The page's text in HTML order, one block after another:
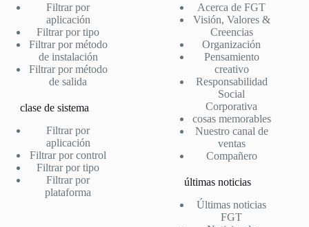
Filtrar por
aplicación
Filtrar por tipo
Filtrar por método
de instalación
Filtrar por método
de salida
clase de sistema
Filtrar por
aplicación
Filtrar por control
Filtrar por tipo
Filtrar por
plataforma
Acerca de FGT
Visión, Valores &
Creencias
Organización
Pensamiento
creativo
Responsabilidad
Social
Corporativa
cosas memorables
Nuestro canal de
ventas
Compañero
últimas noticias
Últimas noticias
FGT